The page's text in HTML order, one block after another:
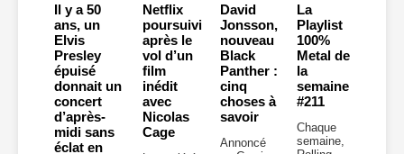
Il y a 50
ans, un
Elvis
Presley
épuisé
donnait un
concert
d’après-
midi sans
éclat en
Netflix
poursuivi
après le
vol d’un
film
inédit
avec
Nicolas
Cage
David
Jonsson,
nouveau
Black
Panther :
cinq
choses à
savoir
Annoncé
La
Playlist
100%
Metal de
la
semaine
#211
Chaque
semaine,